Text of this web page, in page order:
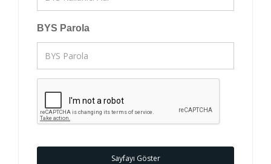
BYS Parola
Sayfayı Göster